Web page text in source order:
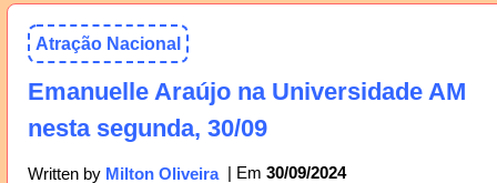
Atração Nacional
Emanuelle Araújo na Universidade AM
nesta segunda, 30/09
Written by Milton Oliveira 30/09/2024